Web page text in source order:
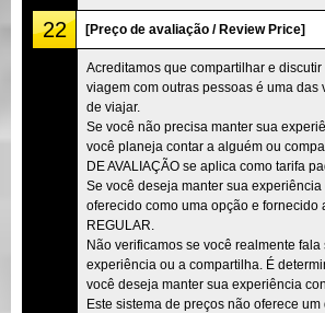
22 [Preço de avaliação / Review Price]
Acreditamos que compartilhar e
viagem com outras pessoas é uma das
de viajar.
Se você não precisa manter sua
você planeja contar a alguém ou
DE AVALIAÇÃO se aplica como tarifa
Se você deseja manter sua
oferecido como uma opção e fornecido
REGULAR.
Não verificamos se você realmente fala
experiência ou a compartilha. É
você deseja manter sua experiência
Este sistema de preços não oferece um